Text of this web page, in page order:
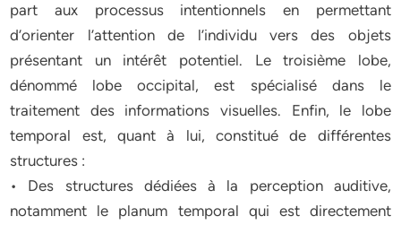
part aux processus intentionnels en permettant
d’orienter l’attention de l’individu vers des objets
présentant un intérêt potentiel. Le troisième lobe,
dénommé lobe occipital, est spécialisé dans le
traitement des informations visuelles. Enfin, le lobe
temporal est, quant à lui, constitué de différentes
structures :
• Des structures dédiées à la perception auditive,
notamment le planum temporal qui est directement